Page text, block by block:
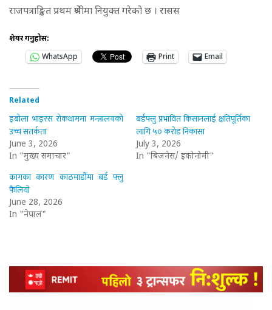
राजपत्राङ्कित प्रथम श्रेणीमा नियुक्त गरेको छ । रासस
शेयर गर्नुहोस:
WhatsApp
Print Email
Related
इबोला भाइरस रोकथाममा मन्त्रालयको
उच्च सतर्कता
June 3, 2026
In "मुख्य समाचार"
बर्डफ्लु प्रभावित किसानलाई क्षतिपूर्तिका
लागि ५० करोड निकासा
July 3, 2026
In "बिजनेस/ इकोनोमी"
कागका कारण काठमाडौँमा बर्ड फ्लु
फैलियो
June 28, 2026
In "नेपाल"